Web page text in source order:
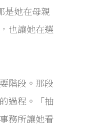
是她在母親
也讓她在選
階段。那段
過程。「抽
務所讓她看